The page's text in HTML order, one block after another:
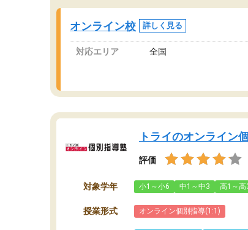
り宿題もそちらで出される形でした。
2ヶ月で担当講師の方がお辞めになると言う事で
講師変更の申し出があり、あまりに短期での変
更だった為、塾に通う事にして退会しました。
遅れも取り戻せ、授業内容や講師の方は良かっ
オンライン校 詳しく見る
対応エリア 全国
トライのオンライン
評価
対象学年 小1～小6 中1～中3 高1～高
授業形式 オンライン個別指導(1:1)